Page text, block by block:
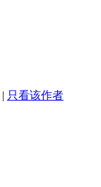
| 只看该作者